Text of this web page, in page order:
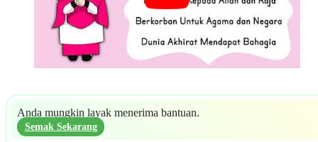
Anda mungkin layak menerima bantuan.
Semak Sekarang